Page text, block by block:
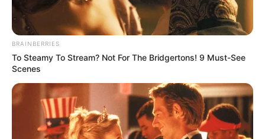
BRAINBERRIES
To Steamy To Stream? Not For The Bridgertons! 9 Must-See
Scenes